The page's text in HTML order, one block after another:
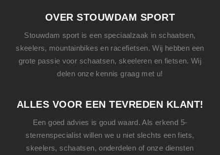
OVER STOUWDAM SPORT
Stouwdam sport is een speciaalzaak in schaatsen,
skeelers, mountainbikes en racefietsen. Wij hebben een
grote passie voor schaatsen, skeeleren en fietsen. Wij
delen onze kennis graag met u!
ALLES VOOR EEN TEVREDEN KLANT!
Een goed advies is goud waard. Als erkend 5-
sterrenspecialist willen we u niet slechts eenfiets,
skeelers,schaatsen, onderdelen of onze diensten